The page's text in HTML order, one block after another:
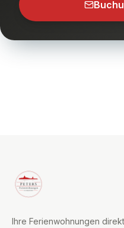
Ihre Ferienwohnungen